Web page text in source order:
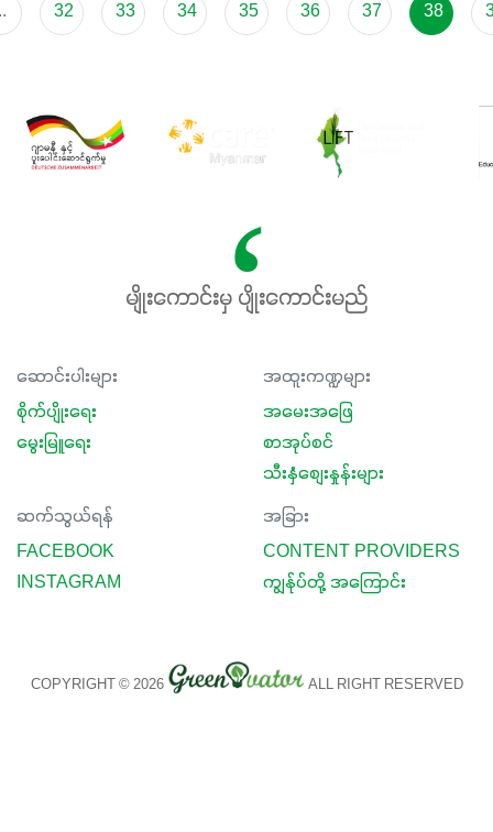
32 33 34 35 36 37 38
မျိုးကောင်းမှ ပျိုးကောင်းမည်
ဆောင်းပါးများ
စိုက်ပျိုးရေး
မွေးမြူရေး
အထူးကဏ္ဍများ
အမေးအဖြေ
စာအုပ်စင်
သီးနှံစျေးနှုန်းများ
ဆက်သွယ်ရန်
FACEBOOK
INSTAGRAM
အခြား
CONTENT PROVIDERS
ကျွန်ုပ်တို့ အကြောင်း
COPYRIGHT © 2026 ALL RIGHT RESERVED